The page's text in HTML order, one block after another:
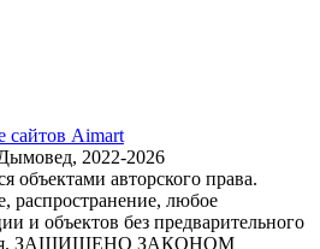
сайтов Aimart
2022-2026
объектами авторского права.
распространение, любое
и объектов без предварительного
ЗАЩИЩЕНО ЗАКОНОМ